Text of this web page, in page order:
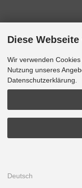
Diese
Wir verwenden
Nutzung unseres
Datenschutzerklärung.
Deutsch